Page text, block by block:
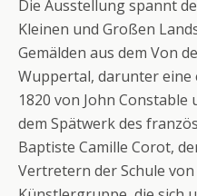
Die Ausstellung spannt
Kleinen und Großen
Gemälden aus dem Von
Wuppertal, darunter eine
1820 von John Constable
dem Spätwerk des
Baptiste Camille Corot,
Vertretern der Schule